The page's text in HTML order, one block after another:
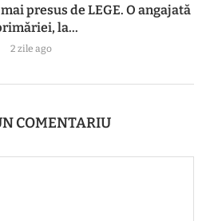
presus de LEGE. O angajată
la...
2 zile ago
COMENTARIU